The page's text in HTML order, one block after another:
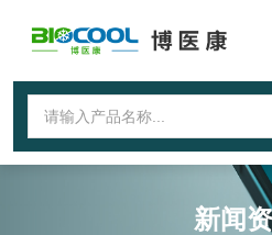
新闻